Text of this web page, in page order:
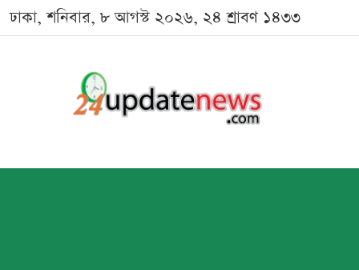
ঢাকা, শনিবার, ৮ আগস্ট ২০২৬, ২৪ শ্রাবণ ১৪৩৩